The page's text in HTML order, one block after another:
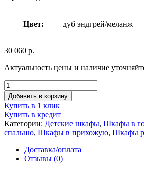
Цвет: дуб эндгрей/меланж
30 060 р.
Актуальность цены и наличие
Добавить в корзину
Купить в 1 клик
Купить в кредит
Категории: Детские шкафы, Шкафы в
спальню, Шкафы в прихожую, Шкафы
Доставка/оплата
Отзывы (0)